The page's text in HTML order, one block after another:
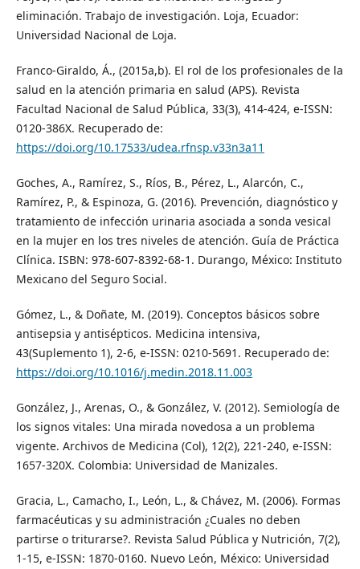
eliminación. Trabajo de investigación. Loja, Ecuador:
Universidad Nacional de Loja.
Franco-Giraldo, Á., (2015a,b). El rol de los profesionales de la
salud en la atención primaria en salud (APS). Revista
Facultad Nacional de Salud Pública, 33(3), 414-424, e-ISSN:
0120-386X. Recuperado de:
https://doi.org/10.17533/udea.rfnsp.v33n3a11
Goches, A., Ramírez, S., Ríos, B., Pérez, L., Alarcón, C.,
Ramírez, P., & Espinoza, G. (2016). Prevención, diagnóstico y
tratamiento de infección urinaria asociada a sonda vesical
en la mujer en los tres niveles de atención. Guía de Práctica
Clínica. ISBN: 978-607-8392-68-1. Durango, México: Instituto
Mexicano del Seguro Social.
Gómez, L., & Doñate, M. (2019). Conceptos básicos sobre
antisepsia y antisépticos. Medicina intensiva,
43(Suplemento 1), 2-6, e-ISSN: 0210-5691. Recuperado de:
https://doi.org/10.1016/j.medin.2018.11.003
González, J., Arenas, O., & González, V. (2012). Semiología de
los signos vitales: Una mirada novedosa a un problema
vigente. Archivos de Medicina (Col), 12(2), 221-240, e-ISSN:
1657-320X. Colombia: Universidad de Manizales.
Gracia, L., Camacho, I., León, L., & Chávez, M. (2006). Formas
farmacéuticas y su administración ¿Cuales no deben
partirse o triturarse?. Revista Salud Pública y Nutrición, 7(2),
1-15, e-ISSN: 1870-0160. Nuevo León, México: Universidad